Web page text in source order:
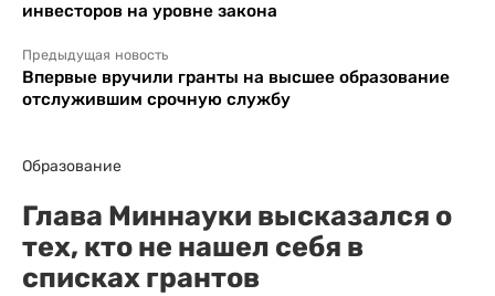
инвесторов на уровне закона
Предыдущая новость
Впервые вручили гранты на высшее образование
отслужившим срочную службу
Образование
Глава Миннауки высказался о
тех, кто не нашел себя в
списках грантов